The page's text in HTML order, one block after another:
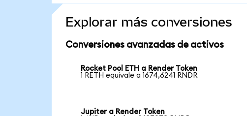
Explorar más conversiones
Conversiones avanzadas de activos
Rocket Pool ETH a Render Token
1 RETH equivale a 1674,6241 RNDR
Jupiter a Render Token